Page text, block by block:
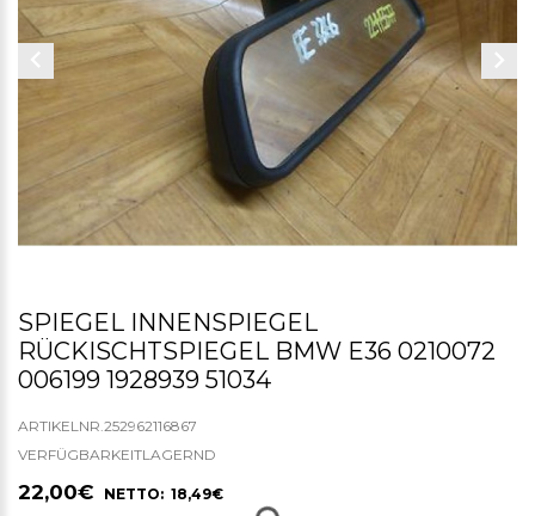
SPIEGEL INNENSPIEGEL
RÜCKISCHTSPIEGEL BMW E36 0210072
006199 1928939 51034
ARTIKELNR.252962116867
VERFÜGBARKEITLAGERND
22,00€ NETTO: 18,49€